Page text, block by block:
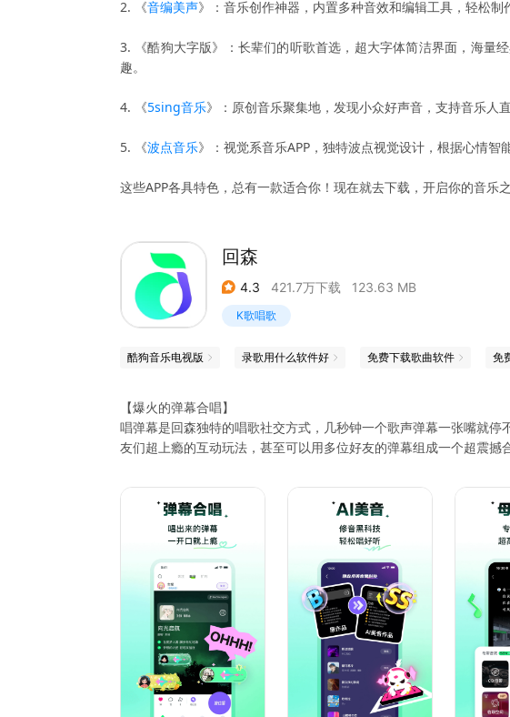
2. 《音编美声》：音乐创作神器，内置多种音效和编辑工具，轻松制
3. 《酷狗大字版》：长辈们的听歌首选，超大字体简洁界面，海量
趣。
4. 《5sing音乐》：原创音乐聚集地，发现小众好声音，支持音乐人
5. 《波点音乐》：视觉系音乐APP，独特波点视觉设计，根据心情智
这些APP各具特色，总有一款适合你！现在就去下载，开启你的音乐
回森
4.3 421.7万下载 123.63 MB
K歌唱歌
酷狗音乐电视版 录歌用什么软件好 免费下载歌曲软件 免
【爆火的弹幕合唱】
唱弹幕是回森独特的唱歌社交方式，几秒钟一个歌声弹幕一张嘴就停
友们超上瘾的互动玩法，甚至可以用多位好友的弹幕组成一个超震撼
【更舒服的K歌体验】
回森专研实验室级别K歌音效、智能升降调、一键修音、超新潮音乐
【歌房陪伴不打烊】
或嗨唱、或畅聊，抢唱、点唱、PK、自由麦，你想要的功能这里都
伴空间。
【与懂你的人相聚】
天团是森友们的社交小群组，加入天团可以遇到一群志同道合的新
还可以参加丰富的天团活动赢取荣誉和奖励，比如天团PK赛、天团音